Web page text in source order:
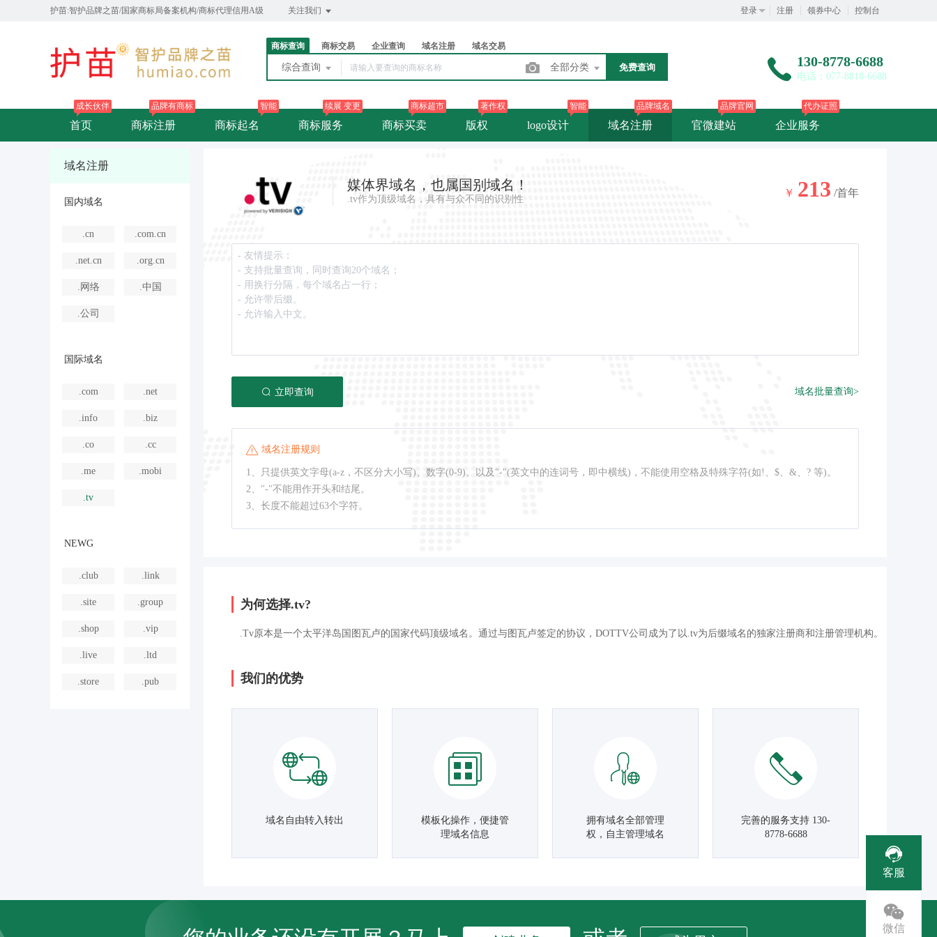
护苗:智护品牌之苗/国家商标局备案机构/商标代理信用A级 关注我们 登录 注册 领券中心 控制台
商标查询 商标交易 企业查询 域名注册 域名交易
综合查询 全部分类 免费查询 130-8778-6688
电话：077-8818-6688
首页
成长伙伴
商标注册
品牌有商标
商标起名
智能
商标服务
续展 变更
商标买卖
商标超市
版权
著作权
logo设计
智能
域名注册
品牌域名
官微建站
品牌官网
企业服务
代办证照
域名注册
国内域名
.cn .com.cn
.net.cn .org.cn
.网络 .中国
.公司
国际域名
.com .net
.info .biz
.co .cc
.me .mobi
.tv
NEWG
.club .link
.site .group
.shop .vip
.live .ltd
.store .pub
媒体界域名，也属国别域名！
.tv作为顶级域名，具有与众不同的识别性
￥ 213 /首年
立即查询 域名批量查询>
域名注册规则
1、只提供英文字母(a-z，不区分大小写)、数字(0-9)、以及"-"(英文中的连词号，即中横线)，不能使用空格及特殊字符(如!、$、&、? 等)。
2、"-"不能用作开头和结尾。
3、长度不能超过63个字符。
为何选择.tv?
.Tv原本是一个太平洋岛国图瓦卢的国家代码顶级域名。通过与图瓦卢签定的协议，DOTTV公司成为了以.tv为后缀域名的独家注册商和注册管理机构。
我们的优势
域名自由转入转出
模板化操作，便捷管
理域名信息
拥有域名全部管理
权，自主管理域名
完善的服务支持 130-
8778-6688
客服
微信